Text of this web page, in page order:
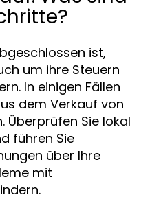
ist,
um ihre Steuern
In einigen Fällen
dem Verkauf von
Überprüfen Sie lokal
führen Sie
über Ihre
mit